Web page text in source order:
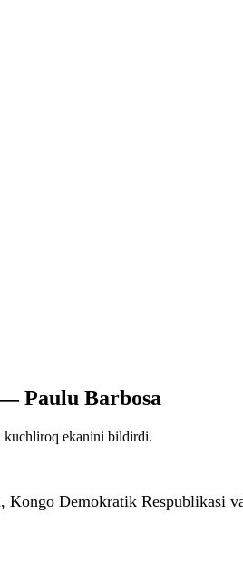
Paulu Barbosa
kuchliroq ekanini bildirdi.
Demokratik Respublikasi